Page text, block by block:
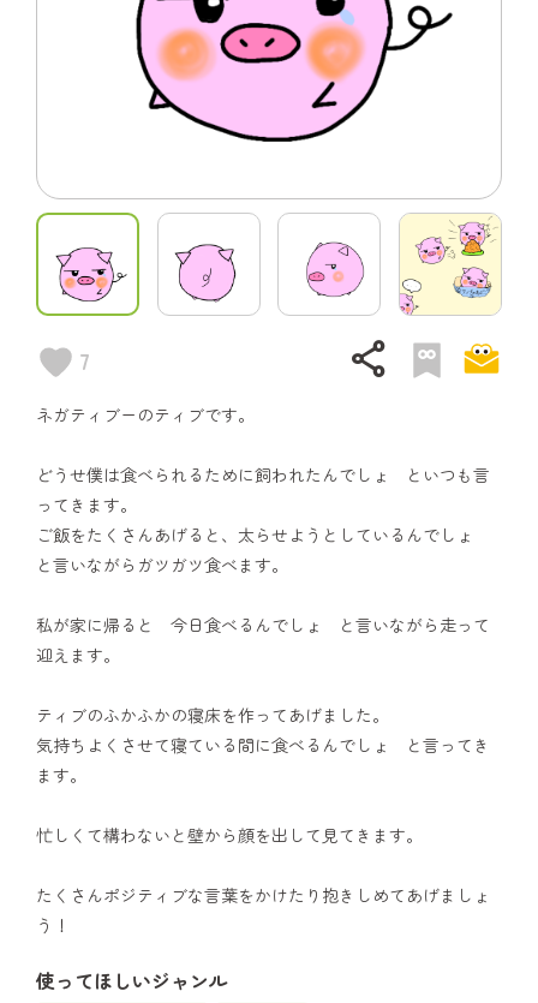
7 share
ネガティブーのティブです。
どうせ僕は食べられるために飼われたんでしょ といつも言
ってきます。
ご飯をたくさんあげると、太らせようとしているんでしょ
と言いながらガツガツ食べます。
私が家に帰ると 今日食べるんでしょ と言いながら走って
迎えます。
ティブのふかふかの寝床を作ってあげました。
気持ちよくさせて寝ている間に食べるんでしょ と言ってき
ます。
忙しくて構わないと壁から顔を出して見てきます。
たくさんポジティブな言葉をかけたり抱きしめてあげましょ
う！
使ってほしいジャンル